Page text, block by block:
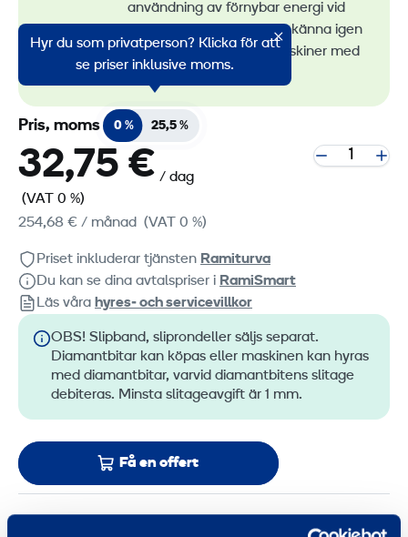
användning av förnybar energi vid
maskinuthyrning. Du kan känna igen
alla våra lågemissionsmaskiner med
RamiGreen-märket
Hyr du som privatperson? Klicka för att
se priser inklusive moms.
Pris, moms 0 % 25,5 %
32,75 € / dag
(VAT 0 %)
254,68 € / månad (VAT 0 %)
Priset inkluderar tjänsten Ramiturva
Du kan se dina avtalspriser i RamiSmart
Läs våra hyres‑ och servicevillkor
OBS! Slipband, sliprondeller säljs separat.
Diamantbitar kan köpas eller maskinen kan hyras
med diamantbitar, varvid diamantbitens slitage
debiteras. Minsta slitageavgift är 1 mm.
Få en offert